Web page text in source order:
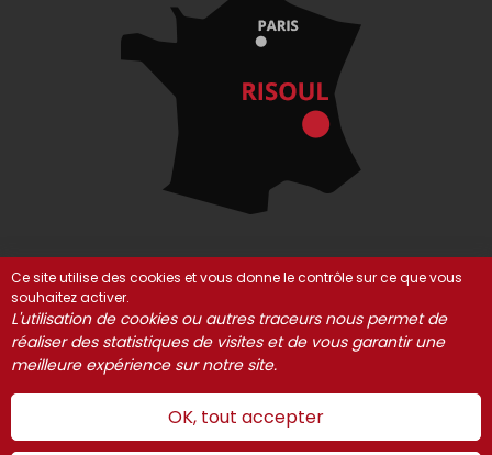
© Risoul 2021-2025 Mentions Légales
Partenaires
Gestion des cookies
Ce site utilise des cookies et vous donne le contrôle sur ce que vous
souhaitez activer.
L'utilisation de cookies ou autres traceurs nous permet de
réaliser des statistiques de visites et de vous garantir une
meilleure expérience sur notre site.
OK, tout accepter